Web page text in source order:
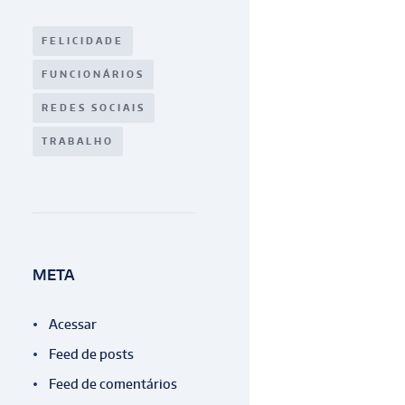
FELICIDADE
FUNCIONÁRIOS
REDES SOCIAIS
TRABALHO
META
Acessar
Feed de posts
Feed de comentários